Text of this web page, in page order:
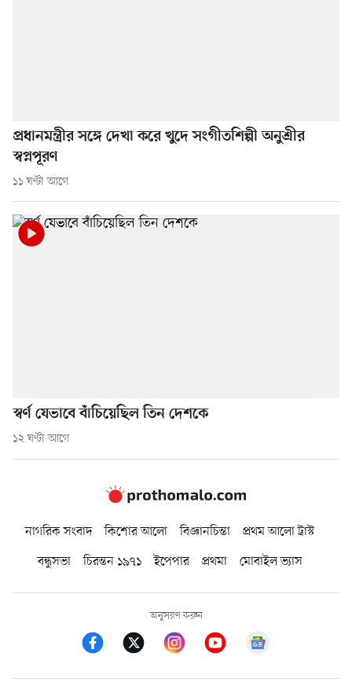
প্রধানমন্ত্রীর সঙ্গে দেখা করে খুদে সংগীতশিল্পী অনুশ্রীর
স্বপ্নপূরণ
১১ ঘণ্টা আগে
স্বর্ণ যেভাবে বাঁচিয়েছিল তিন দেশকে
১২ ঘণ্টা আগে
নাগরিক সংবাদ কিশোর আলো বিজ্ঞানচিন্তা
প্রথম আলো ট্রাস্ট
বন্ধুসভা
চিরন্তন ১৯৭১ ইপেপার প্রথমা মোবাইল ভ্যাস
অনুসরণ করুন